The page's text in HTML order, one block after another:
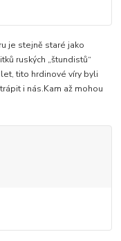
je stejně staré jako
ruských „štundistů“
tito hrdinové víry byli
i nás.Kam až mohou